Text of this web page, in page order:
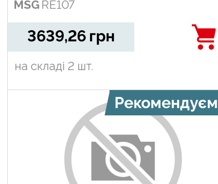
MSG RE107
3639,26 грн
на складі 2 шт.